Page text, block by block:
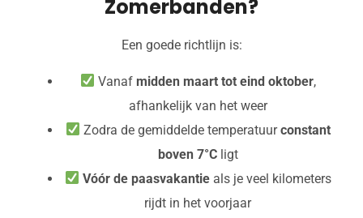
Zomerbanden?
Een goede richtlijn is:
Vanaf midden maart tot eind oktober,
afhankelijk van het weer
Zodra de gemiddelde temperatuurconstant
boven 7°Cligt
Vóór de paasvakantieals je veel kilometers
rijdt in het voorjaar